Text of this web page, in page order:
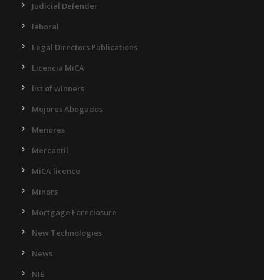
Judicial Defender
laboral
Legal Directors Publications
Licencia MiCA
list of winners
Mejores Abogados
Menores
Mercantil
MiCA licence
Minors
Mortgage Foreclosure
New Technologies
News
NIE